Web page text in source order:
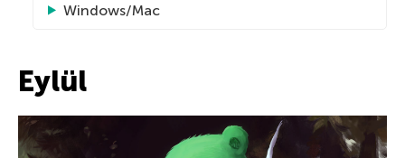
Windows/Mac
Eylül